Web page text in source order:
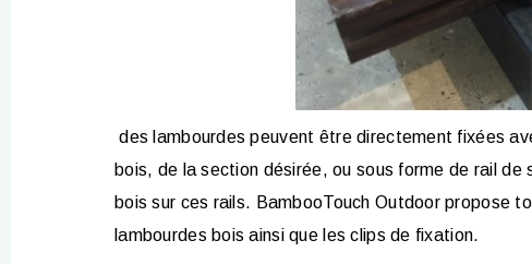
des lambourdes peuvent être directement fixées
bois, de la section désirée, ou sous forme de rail
bois sur ces rails. BambooTouch Outdoor propose
lambourdes bois ainsi que les clips de fixation.